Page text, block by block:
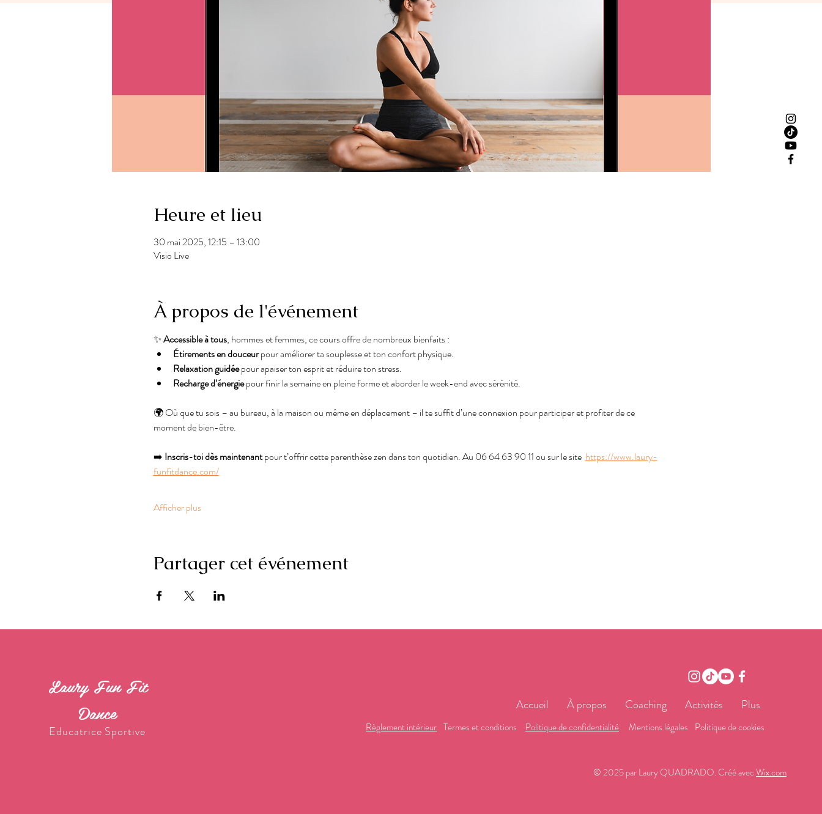
Heure et lieu
30 mai 2025, 12:15 – 13:00
Visio Live
À propos de l'événement
✨ Accessible à tous, hommes et femmes, ce cours offre de nombreux bienfaits :
Étirements en douceur pour améliorer ta souplesse et ton confort physique.
Relaxation guidée pour apaiser ton esprit et réduire ton stress.
Recharge d’énergie pour finir la semaine en pleine forme et aborder le week-end avec sérénité.
🌍 Où que tu sois – au bureau, à la maison ou même en déplacement – il te suffit d’une connexion pour participer et profiter de ce
moment de bien-être.
➡️ Inscris-toi dès maintenant pour t’offrir cette parenthèse zen dans ton quotidien. Au 06 64 63 90 11 ou sur le site https://www.laury-
funfitdance.com/
Afficher plus
Partager cet événement
Laury Fun Fit
Dance
Educatrice Sportive
Accueil À propos Coaching Activités Plus
Règlement intérieur Termes et conditions Politique de confidentialité Mentions légales Politique de cookies
© 2025 par Laury QUADRADO. Créé avecWix.com